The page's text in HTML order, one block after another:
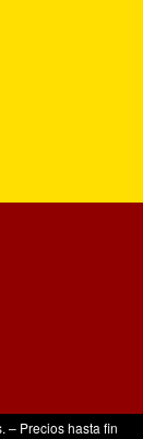
– Precios hasta fin